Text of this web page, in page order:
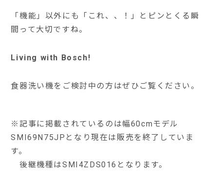
「機能」以外にも「これ、、！」とピンとくる瞬
間って大切ですね。
Living with Bosch!
食器洗い機をご検討中の方はぜひご覧ください。
※記事に掲載されているのは幅60cmモデル
SMI69N75JPとなり現在は販売を終了していま
す。
後継機種はSMI4ZDS016となります。